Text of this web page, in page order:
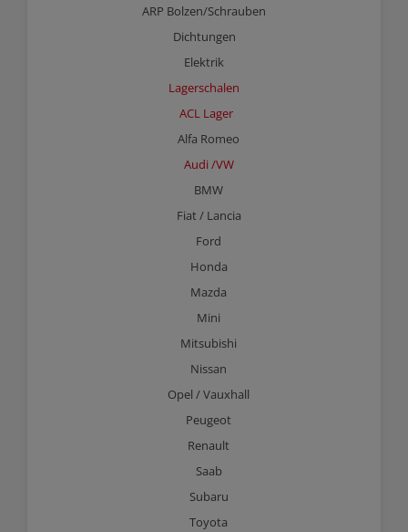
ARP Bolzen/Schrauben
Dichtungen
Elektrik
Lagerschalen
ACL Lager
Alfa Romeo
Audi /VW
BMW
Fiat / Lancia
Ford
Honda
Mazda
Mini
Mitsubishi
Nissan
Opel / Vauxhall
Peugeot
Renault
Saab
Subaru
Toyota